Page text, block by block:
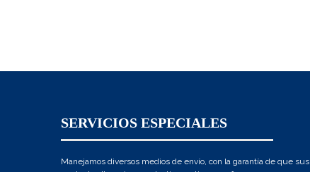
SERVICIOS ESPECIALES
Manejamos diversos medios de envío, con la garantía de que sus